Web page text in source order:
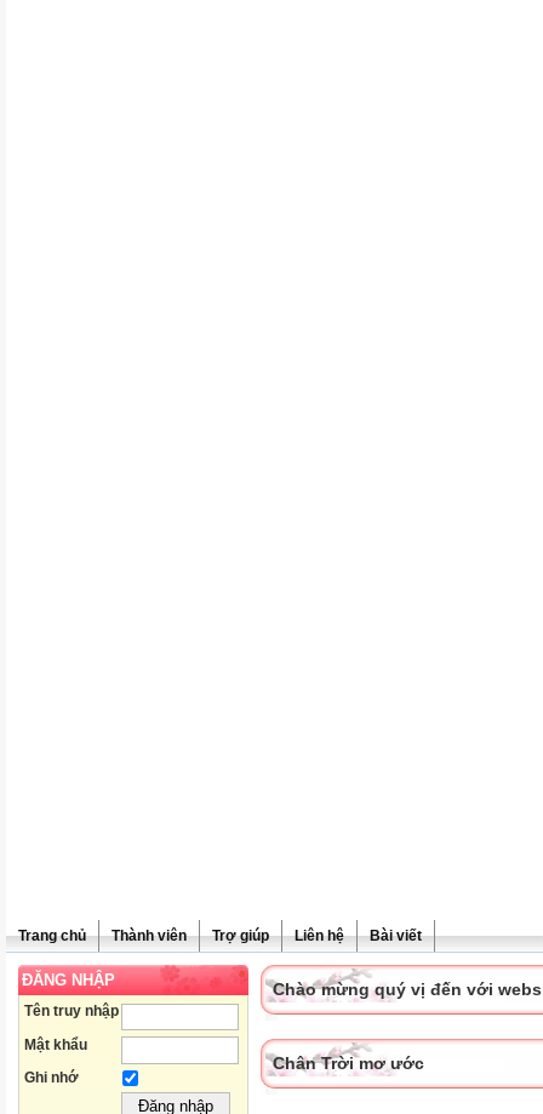
Trang chủ Thành viên Trợ giúp Liên hệ Bài viết
ĐĂNG NHẬP
Tên truy nhập
Mật khẩu
Ghi nhớ
Chào mừng quý vị đến với
Chân Trời mơ ước